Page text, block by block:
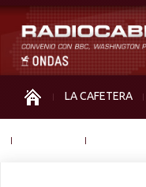
LA CAFETERA